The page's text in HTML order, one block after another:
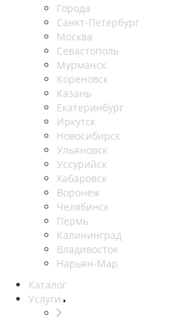
Города
Санкт-Петербург
Москва
Севастополь
Мурманск
Кореновск
Казань
Екатеринбург
Иркутск
Новосибирск
Ульяновск
Уссурийск
Хабаровск
Воронеж
Челябинск
Пермь
Калининград
Владивосток
Нарьян-Мар
Каталог
Услуги